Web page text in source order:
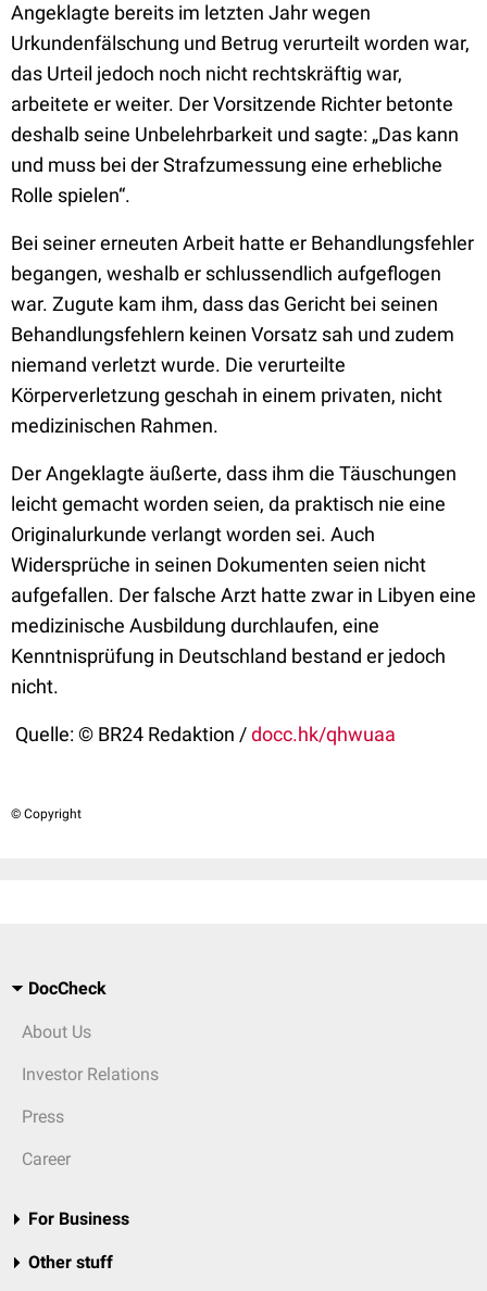
Angeklagte bereits im letzten Jahr wegen
Urkundenfälschung und Betrug verurteilt worden war,
das Urteil jedoch noch nicht rechtskräftig war,
arbeitete er weiter. Der Vorsitzende Richter betonte
deshalb seine Unbelehrbarkeit und sagte: „Das kann
und muss bei der Strafzumessung eine erhebliche
Rolle spielen“.
Bei seiner erneuten Arbeit hatte er Behandlungsfehler
begangen, weshalb er schlussendlich aufgeflogen
war. Zugute kam ihm, dass das Gericht bei seinen
Behandlungsfehlern keinen Vorsatz sah und zudem
niemand verletzt wurde. Die verurteilte
Körperverletzung geschah in einem privaten, nicht
medizinischen Rahmen.
Der Angeklagte äußerte, dass ihm die Täuschungen
leicht gemacht worden seien, da praktisch nie eine
Originalurkunde verlangt worden sei. Auch
Widersprüche in seinen Dokumenten seien nicht
aufgefallen. Der falsche Arzt hatte zwar in Libyen eine
medizinische Ausbildung durchlaufen, eine
Kenntnisprüfung in Deutschland bestand er jedoch
nicht.
Quelle: © BR24 Redaktion /docc.hk/qhwuaa
© Copyright
DocCheck
About Us
Investor Relations
Press
Career
For Business
Other stuff